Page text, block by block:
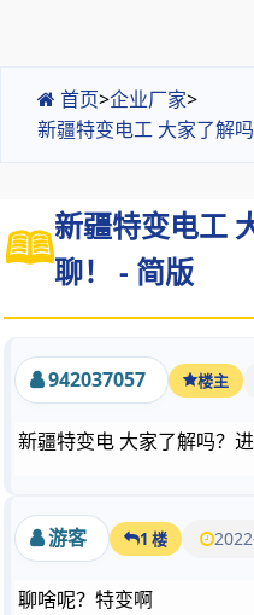
首页>企业厂家>
新疆特变电工 大家了解
新疆特变电工
聊！ - 简版
942037057 楼主
新疆特变电 大家了解吗？进
游客 1 楼
聊啥呢？特变啊